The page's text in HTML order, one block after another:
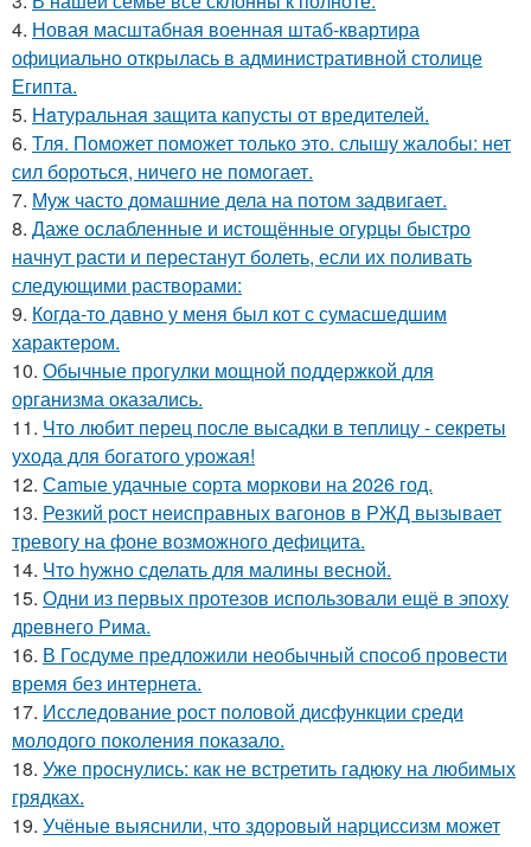
4. Новая масштабная военная штаб-квартира
официально открылась в административной столице
Египта.
5. Haтуральная защита капусты от вредителей.
6. Тля. Поможет поможет только это. слышу жалобы: нет
сил бороться, ничего не помогает.
7. Муж часто домашние дела на потом задвигает.
8. Даже ослабленные и истощённые огурцы быстро
начнут расти и перестанут болеть, если их поливать
следующими растворами:
9. Когда-то давно у меня был кот с сумасшедшим
характером.
10. Обычные прогулки мощной поддержкой для
организма оказались.
11. Что любит перец после высадки в теплицу - секреты
ухода для богатого урожая!
12. Сamые удачные сорта моркови на 2026 год.
13. Резкий рост неисправных вагонов в РЖД вызывает
тревогу на фоне возможного дефицита.
14. Чтo hужно сделать для малины весной.
15. Одни из первых протезов использовали ещё в эпоху
древнего Рима.
16. В Госдуме предложили необычный способ провести
время без интернета.
17. Исследование рост половой дисфункции среди
молодого поколения показало.
18. Уже проснулись: как не встретить гадюку на любимых
грядках.
19. Учёные выяснили, что здоровый нарциссизм может